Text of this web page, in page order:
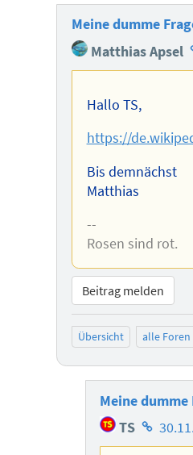
Meine dumme
Matthias Apsel
Hallo TS,
https://
Bis demnächst
Matthias
--
Rosen sind rot.
Beitrag melden
Übersicht alle Foren
Meine
TS
des